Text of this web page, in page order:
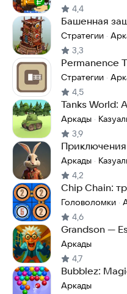
4,4
Башенная
Стратегии ·
3,3
Permanence
Стратегии ·
4,5
Tanks World:
Аркады ·
3,9
Аркады ·
4,2
Chip Chain:
Головоломки ·
4,6
Grandson —
Аркады
4,7
Bubblez:
Аркады